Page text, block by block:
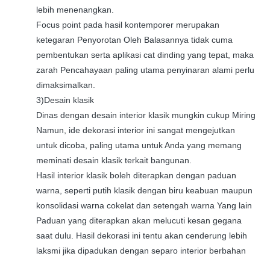
lebih menenangkan.
Focus point pada hasil kontemporer merupakan
ketegaran Penyorotan Oleh Balasannya tidak cuma
pembentukan serta aplikasi cat dinding yang tepat, maka
zarah Pencahayaan paling utama penyinaran alami perlu
dimaksimalkan.
3)Desain klasik
Dinas dengan desain interior klasik mungkin cukup Miring
Namun, ide dekorasi interior ini sangat mengejutkan
untuk dicoba, paling utama untuk Anda yang memang
meminati desain klasik terkait bangunan.
Hasil interior klasik boleh diterapkan dengan paduan
warna, seperti putih klasik dengan biru keabuan maupun
konsolidasi warna cokelat dan setengah warna Yang lain
Paduan yang diterapkan akan melucuti kesan gegana
saat dulu. Hasil dekorasi ini tentu akan cenderung lebih
laksmi jika dipadukan dengan separo interior berbahan